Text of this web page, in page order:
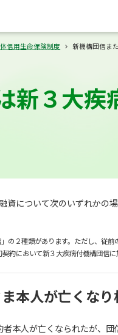
信用生命保険制度 新機構団信ま
新３大
資について次のいずれか
２種類があります。ただし、従前
約において新３大疾病付機構団信に
本人が亡くなり
本人が亡くなられたが、